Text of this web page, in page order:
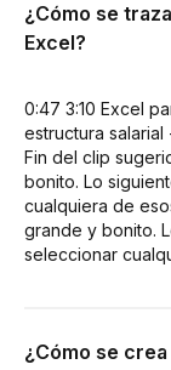
¿Cómo se
Excel?
0:47 3:10 Excel
estructura
Fin del clip
bonito. Lo
cualquiera de
grande y bonito.
seleccionar
¿Cómo se